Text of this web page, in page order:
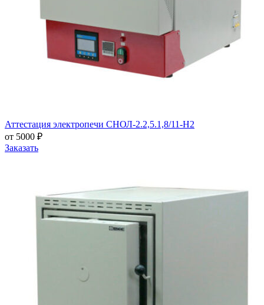
Аттестация электропечи СНОЛ-2.2,5.1,8/11-Н2
от 5000 ₽
Заказать